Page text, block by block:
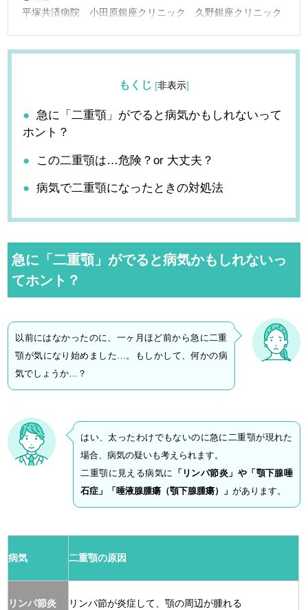
平塚共済病院 小田原銀座クリニック 久野銀座クリニック
もくじ [非表示]
急に「二重顎」がでると病気かもしれないって
ホント？
この二重顎は…危険？or 大丈夫？
病気で二重顎になったときの対処法
急に「二重顎」がでると病気かもしれないっ
てホント？
以前にはなかったのに、一ヶ月ほど前から急に二重
顎が気になり始めました…。もしかして、何かの病
気でしょうか…？
はい、太ったわけでもないのに急に二重顎が現れた
場合、病気の疑いも考えられます。
二重顎に見える病気に 「リンパ節炎」や「顎下腺唾
石症」「唾液腺腫瘍（顎下腺腫瘍）」があります。
病気 二重顎の原因
リンパ節炎 リンパ節が炎症して、顎の周辺が腫れる